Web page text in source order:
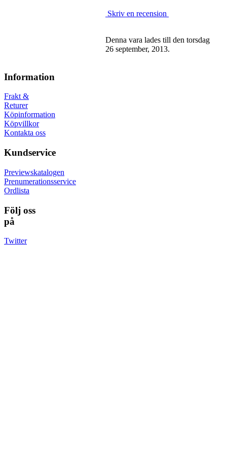
Skriv en recension
Denna vara lades till den torsdag
26 september, 2013.
Information
Frakt &
Returer
Köpinformation
Köpvillkor
Kontakta oss
Kundservice
Previewskatalogen
Prenumerationsservice
Ordlista
Följ oss
på
Twitter